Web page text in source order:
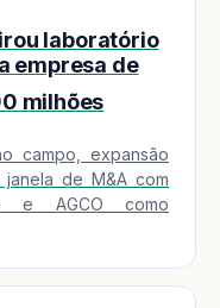
laboratório
empresa de
milhões
campo, expansão
de M&A com
e AGCO como